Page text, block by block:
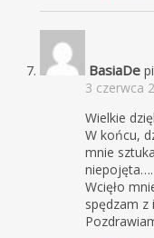
BasiaDe
3 czerwca
Wielkie
W końcu,
mnie
niepojęta….
Wcięło
spędzam z